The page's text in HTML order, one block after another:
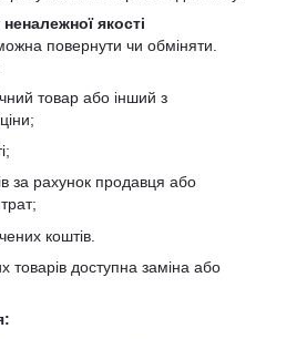
якості
повернути чи обміняти.
товар або інший з
за рахунок продавця або
коштів.
товарів доступна заміна або